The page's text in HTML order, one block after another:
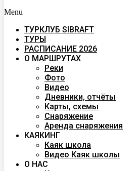
Menu
ТУРКЛУБ SIBRAFT
ТУРЫ
РАСПИСАНИЕ 2026
О МАРШРУТАХ
Реки
Фото
Видео
Дневники, отчёты
Карты, схемы
Снаряжение
Аренда снаряжения
КАЯКИНГ
Каяк школа
Видео Каяк школы
О НАС